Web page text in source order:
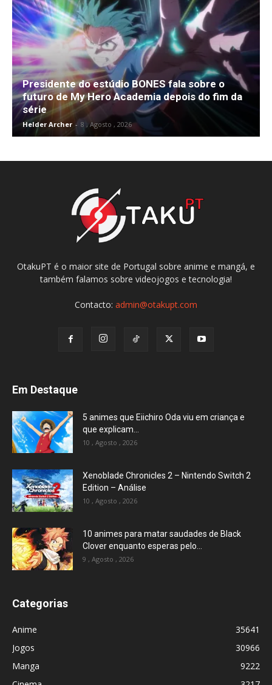
Presidente do estúdio BONES fala sobre o
futuro de My Hero Academia depois do fim da
série
Helder Archer - 8 , Agosto , 2026
OtakuPT é o maior site de Portugal sobre anime e mangá, e
também falamos sobre videojogos e tecnologia!
Contacto: admin@otakupt.com
Em Destaque
5 animes que Eiichiro Oda viu em criança e
que explicam...
10 , Agosto , 2026
Xenoblade Chronicles 2 – Nintendo Switch 2
Edition – Análise
10 , Agosto , 2026
10 animes para matar saudades de Black
Clover enquanto esperas pelo...
9 , Agosto , 2026
Categorias
Anime
35641
Jogos
30966
Manga
9222